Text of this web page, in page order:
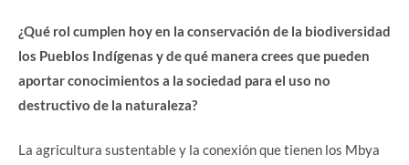
¿Qué rol cumplen hoy en la conservación de la biodiversidad
los Pueblos Indígenas y de qué manera crees que pueden
aportar conocimientos a la sociedad para el uso no
destructivo de la naturaleza?
La agricultura sustentable y la conexión que tienen los Mbya